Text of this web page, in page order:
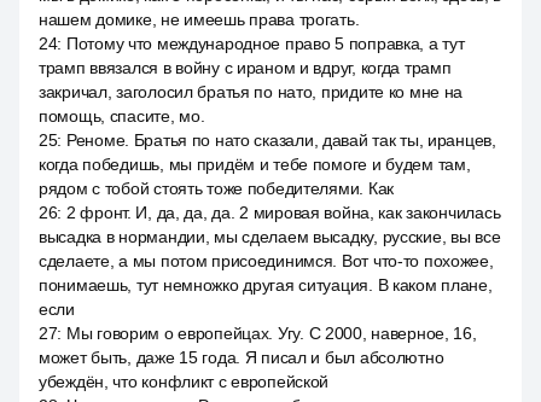
нашем домике, не имеешь права трогать.
24: Потому что международное право 5 поправка, а тут
трамп ввязался в войну с ираном и вдруг, когда трамп
закричал, заголосил братья по нато, придите ко мне на
помощь, спасите, мо.
25: Реноме. Братья по нато сказали, давай так ты, иранцев,
когда победишь, мы придём и тебе помоге и будем там,
рядом с тобой стоять тоже победителями. Как
26: 2 фронт. И, да, да, да. 2 мировая война, как закончилась
высадка в нормандии, мы сделаем высадку, русские, вы все
сделаете, а мы потом присоединимся. Вот что-то похожее,
понимаешь, тут немножко другая ситуация. В каком плане,
если
27: Мы говорим о европейцах. Угу. С 2000, наверное, 16,
может быть, даже 15 года. Я писал и был абсолютно
убеждён, что конфликт с европейской